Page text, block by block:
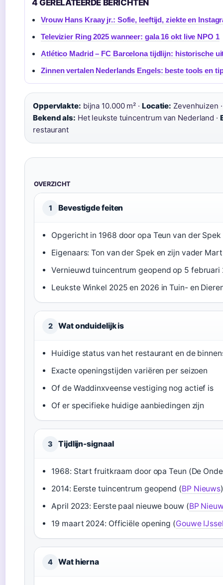
4 GERELATEERDE BERICHTEN
Vrouw Hans Kraay jr.: Sofie, leeftijd, ziekte en
Televizier Ring 2025 wanneer: gala 16 okt live NPO 1
Atlético Madrid – FC Barcelona tijdlijn: historische
Zinnen vertalen Nederlands Engels: beste tools en
Oppervlakte: bijna 10.000 m² · Locatie: Zevenhuizen
Bekend als: Het leukste tuincentrum van Nederland ·
restaurant
OVERZICHT
1 Bevestigde feiten
Opgericht in 1968 door opa Teun van der Spek
Eigenaars: Ton van der Spek en zijn vader
Vernieuwd tuincentrum geopend op 5 februari
Leukste Winkel 2025 en 2026 in Tuin- en
2 Wat onduidelijk is
Huidige status van het restaurant en de
Exacte openingstijden variëren per seizoen
Of de Waddinxveense vestiging nog actief is
Of er specifieke huidige aanbiedingen zijn
3 Tijdlijn-signaal
1968: Start fruitkraam door opa Teun (De
2014: Eerste tuincentrum geopend (BP Nieuws
April 2023: Eerste paal nieuwe bouw (BP
19 maart 2024: Officiële opening (Gouwe
4 Wat hierna